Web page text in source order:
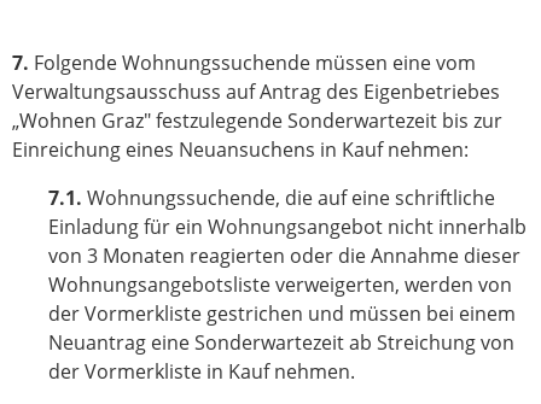
7. Folgende Wohnungssuchende müssen eine vom
Verwaltungsausschuss auf Antrag des Eigenbetriebes
„Wohnen Graz" festzulegende Sonderwartezeit bis zur
Einreichung eines Neuansuchens in Kauf nehmen:
7.1. Wohnungssuchende, die auf eine schriftliche
Einladung für ein Wohnungsangebot nicht innerhalb
von 3 Monaten reagierten oder die Annahme dieser
Wohnungsangebotsliste verweigerten, werden von
der Vormerkliste gestrichen und müssen bei einem
Neuantrag eine Sonderwartezeit ab Streichung von
der Vormerkliste in Kauf nehmen.